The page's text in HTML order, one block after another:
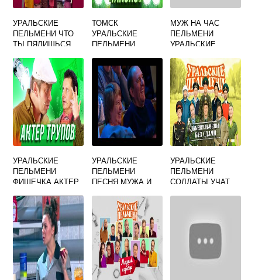
УРАЛЬСКИЕ
ПЕЛЬМЕНИ ЧТО
ТЫ ПЯЛИШЬСЯ
ТОМСК
УРАЛЬСКИЕ
ПЕЛЬМЕНИ
МУЖ НА ЧАС
ПЕЛЬМЕНИ
УРАЛЬСКИЕ
УРАЛЬСКИЕ
ПЕЛЬМЕНИ
ФИШЕЧКА АКТЕР
УРАЛЬСКИЕ
ПЕЛЬМЕНИ
ПЕСНЯ МУЖА И
КОСЯКИ
УРАЛЬСКИЕ
ПЕЛЬМЕНИ
СОЛДАТЫ УЧАТ